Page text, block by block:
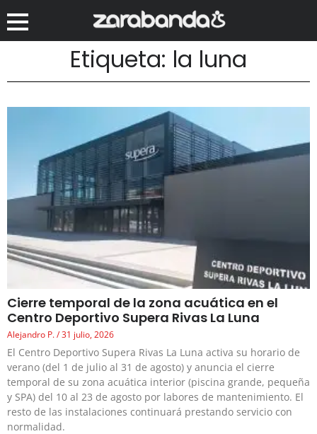
Etiqueta: la luna
Cierre temporal de la zona acuática en el
Centro Deportivo Supera Rivas La Luna
Alejandro P. 31 julio, 2026
El Centro Deportivo Supera Rivas La Luna activa su horario de
verano (del 1 de julio al 31 de agosto) y anuncia el cierre
temporal de su zona acuática interior (piscina grande, pequeña
y SPA) del 10 al 23 de agosto por labores de mantenimiento. El
resto de las instalaciones continuará prestando servicio con
normalidad.